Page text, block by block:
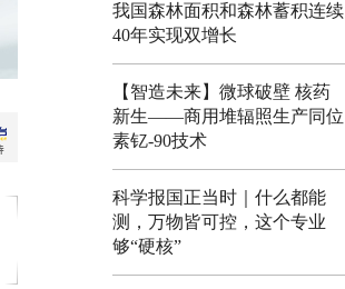
我国森林面积和森林蓄积连续
40年实现双增长
【智造未来】微球破壁 核药
新生——商用堆辐照生产同位
素钇-90技术
科学报国正当时｜什么都能
测，万物皆可控，这个专业
够“硬核”